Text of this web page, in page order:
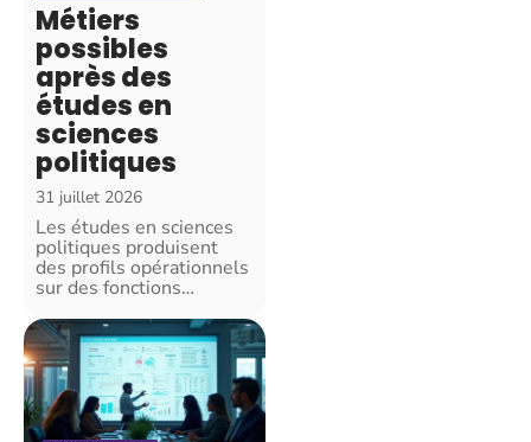
Métiers
possibles
après des
études en
sciences
politiques
31 juillet 2026
Les études en sciences
politiques produisent
des profils opérationnels
sur des fonctions…